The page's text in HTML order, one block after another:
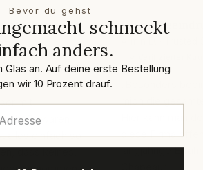
hat
2026
mit
Es waren
alles einfach so
dass keines,
Ich bin
mich die
diese Firma
langjährige
Bevor du gehst
schmeckt
anders.
Glas an. Auf deine erste Bestellung
wir 10 Prozent drauf.